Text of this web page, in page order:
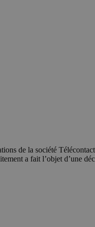
de la société
a fait l’objet d’une